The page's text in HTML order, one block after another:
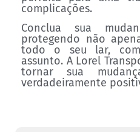
complicações.
Conclua sua
protegendo não
todo o seu lar,
assunto. A Lorel
tornar sua
verdadeiramente